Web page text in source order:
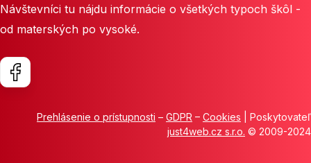
Návštevníci tu nájdu informácie o všetkých typoch škôl -
od materských po vysoké.
Prehlásenie o prístupnosti – GDPR – Cookies | Poskytovateľ
just4web.cz s.r.o. © 2009-2024